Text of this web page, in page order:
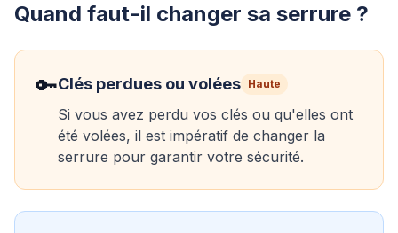
Quand faut-il changer sa serrure ?
🔑Clés perdues ou volées Haute
Si vous avez perdu vos clés ou qu'elles ont
été volées, il est impératif de changer la
serrure pour garantir votre sécurité.